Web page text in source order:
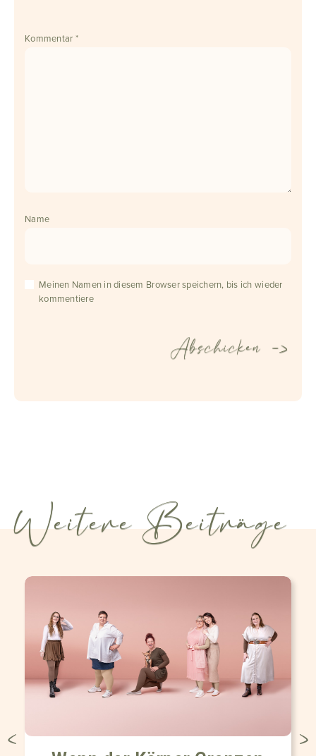
Kommentar *
Name
Meinen Namen in diesem Browser speichern, bis ich wieder
kommentiere
Weitere Beiträge